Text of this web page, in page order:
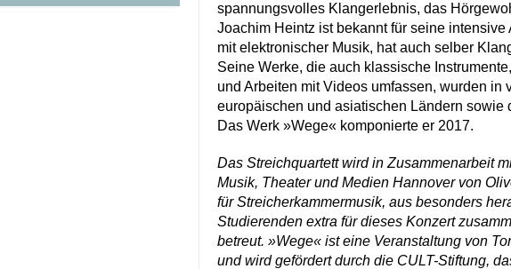
spannungsvolles Klangerlebnis, das
Joachim Heintz ist bekannt für seine intensive
mit elektronischer Musik, hat auch selber
Seine Werke, die auch klassische
und Arbeiten mit Videos umfassen, wurden in
europäischen und asiatischen Ländern sowie
Das Werk »Wege« komponierte er 2017.
Das Streichquartett wird in Zusammenarbeit
Musik, Theater und Medien Hannover von
für Streicherkammermusik, aus besonders
Studierenden extra für dieses Konzert
betreut. »Wege« ist eine Veranstaltung von
und wird gefördert durch die CULT-Stiftung,